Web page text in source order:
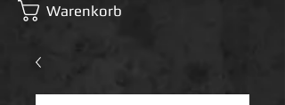
Warenkorb